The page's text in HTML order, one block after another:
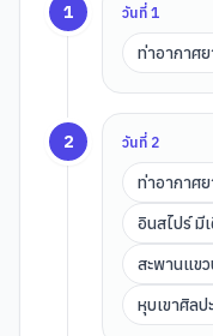
1 วันที่1
ท่าอากาศ
2 วันที่ 2
ท่าอากาศ
อินสไปร์ มี
สะพานแข
หุบเขาศิลป